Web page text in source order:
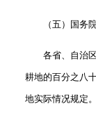
（五）国务院
各省、自治区
耕地的百分之八
地实际情况规定。